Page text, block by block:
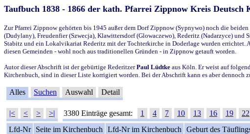
Taufbuch 1838 - 1866 der kath. Pfarrei Zippnow Kreis Deutsch
Zur Pfarrei Zippnow gehörten bis 1945 außer dem Dorf Zippnow (Sypnywo) noch die
(Dudylany), Freudenfier (Szwecja), Klawittersdorf (Glowaczewo), Rederitz (Nadarzyce)
Stabitz und ein Lokalvikariat Rederitz mit der Tochterkirche in Doderlage wurden errichtet.
diesen Gemeinden - wohl noch aus traditionellen Gründen - in Zippnow getauft worden.
Autor dieser Abschrift ist der gebürtige RederitzerPaul Lüdtke aus Köln. Er weist auf
Kirchenbuch, sind in dieser Liste korrigiert worden. Bei der Abschrift kann es aber dennoch
Alles Suchen Auswahl Detail
|< < > >| 3380 Einträge gesamt: 1 4 7 10 13 16 19 22
Lfd-Nr
Seite im Kirchenbuch Lfd-Nr im Kirchenbuch Geburt des